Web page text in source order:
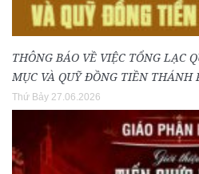
THÔNG BÁO VỀ VIỆC TỔNG LẠC
MỤC VÀ QUỸ ĐỒNG TIỀN THÁNH
Thứ Bảy 27.06.2026